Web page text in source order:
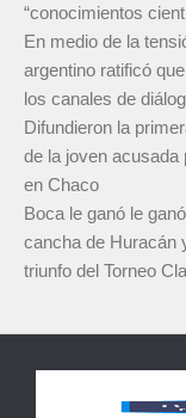
“conocimientos
En medio de la
argentino ratificó
los canales de
Difundieron la
de la joven acusada
en Chaco
Boca le ganó le
cancha de Huracán
triunfo del Torneo